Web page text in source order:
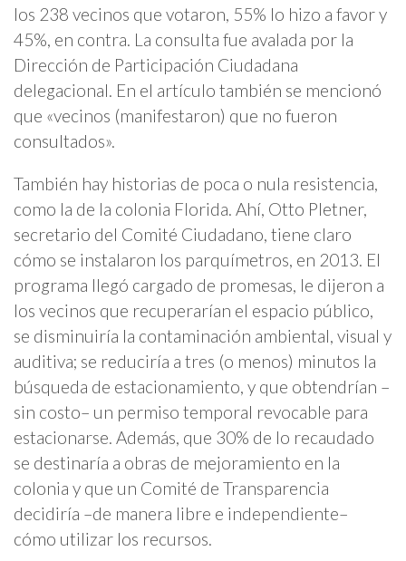
los 238 vecinos que votaron, 55% lo hizo a favor y
45%, en contra. La consulta fue avalada por la
Dirección de Participación Ciudadana
delegacional. En el artículo también se mencionó
que «vecinos (manifestaron) que no fueron
consultados».
También hay historias de poca o nula resistencia,
como la de la colonia Florida. Ahí, Otto Pletner,
secretario del Comité Ciudadano, tiene claro
cómo se instalaron los parquímetros, en 2013. El
programa llegó cargado de promesas, le dijeron a
los vecinos que recuperarían el espacio público,
se disminuiría la contaminación ambiental, visual y
auditiva; se reduciría a tres (o menos) minutos la
búsqueda de estacionamiento, y que obtendrían –
sin costo– un permiso temporal revocable para
estacionarse. Además, que 30% de lo recaudado
se destinaría a obras de mejoramiento en la
colonia y que un Comité de Transparencia
decidiría –de manera libre e independiente–
cómo utilizar los recursos.